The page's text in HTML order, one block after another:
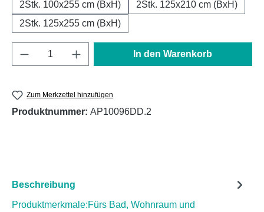
2Stk. 100x255 cm (BxH)
2Stk. 125x210 cm (BxH)
2Stk. 125x255 cm (BxH)
Produkt Anzahl: Gib den gewünschten
In den Warenkorb
Zum Merkzettel hinzufügen
Produktnummer: AP10096DD.2
Beschreibung
Produktmerkmale:Fürs Bad, Wohnraum und